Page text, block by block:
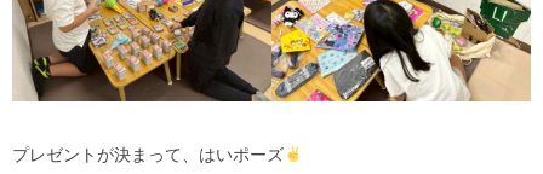
プレゼントが決まって、はいポーズ